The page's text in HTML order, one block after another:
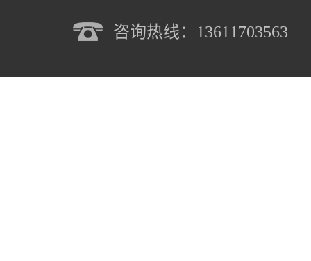
咨询热线：13611703563